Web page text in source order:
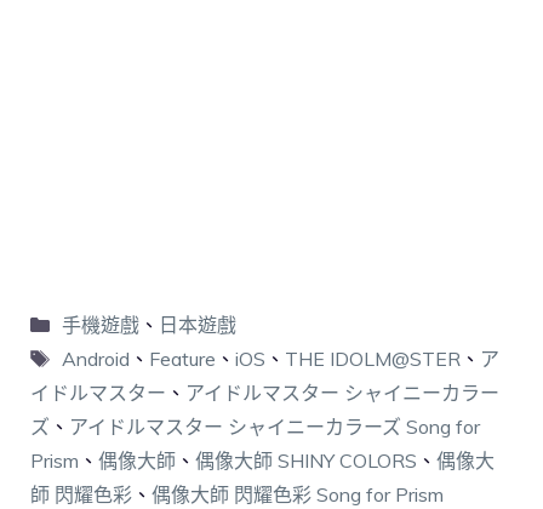
手機遊戲、 日本遊戲
Android 、 Feature 、 iOS 、 THE IDOLM@STER、 ア
イドルマスター 、 アイドルマスター シャイニーカラー
ズ 、 アイドルマスター シャイニーカラーズ Song for
Prism 、 偶像大師 、 偶像大師 SHINY COLORS 、 偶像大
師 閃耀色彩 、 偶像大師 閃耀色彩 Song for Prism